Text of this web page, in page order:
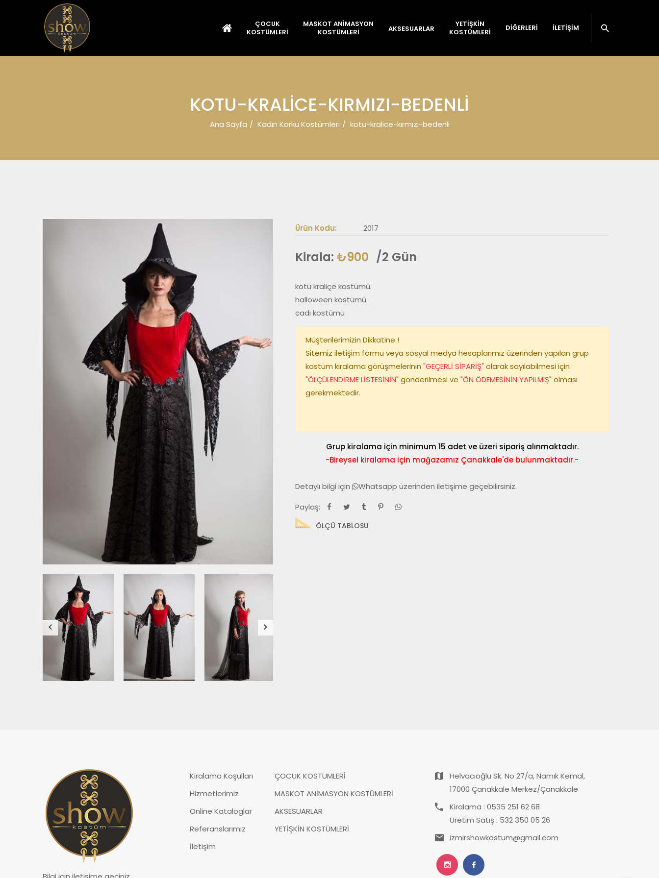
ÇOCUK
KOSTÜMLERİ
MASKOT ANİMASYON
KOSTÜMLERİ
AKSESUARLAR
YETİŞKİN
KOSTÜMLERİ
DIĞERLERI İLETIŞIM
KOTU-KRALICE-KIRMIZI-BEDENLI
Ana Sayfa Kadın Korku Kostümleri kotu-kralice-kırmızı-bedenli
Ürün Kodu: 2017
Kirala: ₺900 /2 Gün
kötü kraliçe kostümü.
halloween kostümü.
cadı kostümü
Müşterilerimizin Dikkatine !
Sitemiz iletişim formu veya sosyal medya hesaplarımız üzerinden yapılan grup
kostüm kiralama görüşmelerinin "GEÇERLİ SİPARİŞ" olarak sayılabilmesi için
"ÖLÇÜLENDİRME LİSTESİNİN" gönderilmesi ve "ÖN ÖDEMESİNİN YAPILMIŞ" olması
gerekmektedir.
Grup kiralama için minimum 15 adet ve üzeri sipariş alınmaktadır.
-Bireysel kiralama için mağazamız Çanakkale'de bulunmaktadır.-
Detaylı bilgi için Whatsapp üzerinden iletişime geçebilirsiniz.
Paylaş:
ÖLÇÜ TABLOSU
Kiralama Koşulları
Hizmetlerimiz
Online Kataloglar
Referanslarımız
İletişim
ÇOCUK KOSTÜMLERİ
MASKOT ANİMASYON KOSTÜMLERİ
AKSESUARLAR
YETİŞKİN KOSTÜMLERİ
Helvacıoğlu Sk. No 27/a, Namık Kemal,
17000 Çanakkale Merkez/Çanakkale
Kiralama : 0535 251 62 68
Üretim Satış : 532 350 05 26
izmirshowkostum@gmail.com